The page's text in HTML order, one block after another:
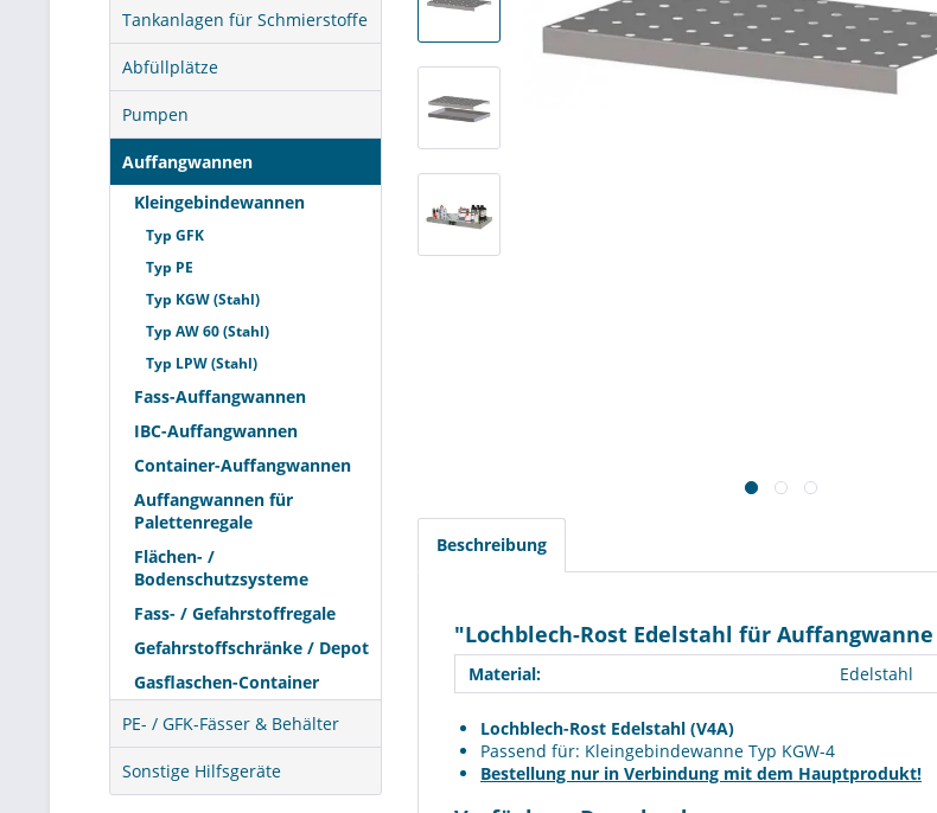
Tankanlagen für Schmierstoffe
Abfüllplätze
Pumpen
Auffangwannen
Kleingebindewannen
Typ GFK
Typ PE
Typ KGW (Stahl)
Typ AW 60 (Stahl)
Typ LPW (Stahl)
Fass-Auffangwannen
IBC-Auffangwannen
Container-Auffangwannen
Auffangwannen für
Palettenregale
Flächen- /
Bodenschutzsysteme
Fass- / Gefahrstoffregale
Gefahrstoffschränke / Depot
Gasflaschen-Container
PE- / GFK-Fässer & Behälter
Sonstige Hilfsgeräte
Beschreibung
"Lochblech-Rost Edelstahl für Auffangwanne
Material: Edelstahl
Lochblech-Rost Edelstahl (V4A)
Passend für: Kleingebindewanne Typ KGW-4
Bestellung nur in Verbindung mit dem Hauptprodukt!